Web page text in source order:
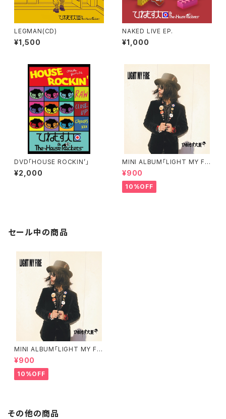
LEGMAN(CD)
¥1,500
NAKED LIVE EP.
¥1,000
DVD「HOUSE ROCKIN’」
¥2,000
MINI ALBUM「LIGHT MY FIR
E」
¥900
10%OFF
セール中の商品
MINI ALBUM「LIGHT MY FIR
E」
¥900
10%OFF
その他の商品